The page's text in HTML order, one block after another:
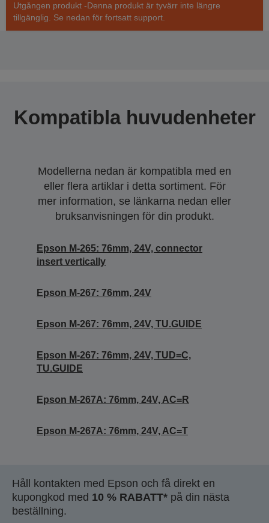
Utgången produkt -Denna produkt är tyvärr inte längre
tillgänglig. Se nedan för fortsatt support.
Kompatibla huvudenheter
Modellerna nedan är kompatibla med en
eller flera artiklar i detta sortiment. För
mer information, se länkarna nedan eller
bruksanvisningen för din produkt.
Epson M-265: 76mm, 24V, connector
insert vertically
Epson M-267: 76mm, 24V
Epson M-267: 76mm, 24V, TU.GUIDE
Epson M-267: 76mm, 24V, TUD=C,
TU.GUIDE
Epson M-267A: 76mm, 24V, AC=R
Epson M-267A: 76mm, 24V, AC=T
Håll kontakten med Epson och få direkt en
kupongkod med 10 % RABATT* på din nästa
beställning.